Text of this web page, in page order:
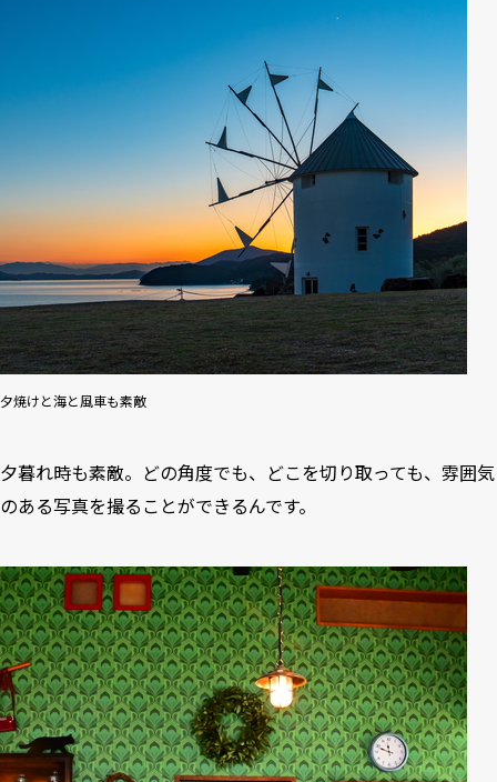
夕焼けと海と風車も素敵
夕暮れ時も素敵。どの角度でも、どこを切り取っても、雰囲気
のある写真を撮ることができるんです。